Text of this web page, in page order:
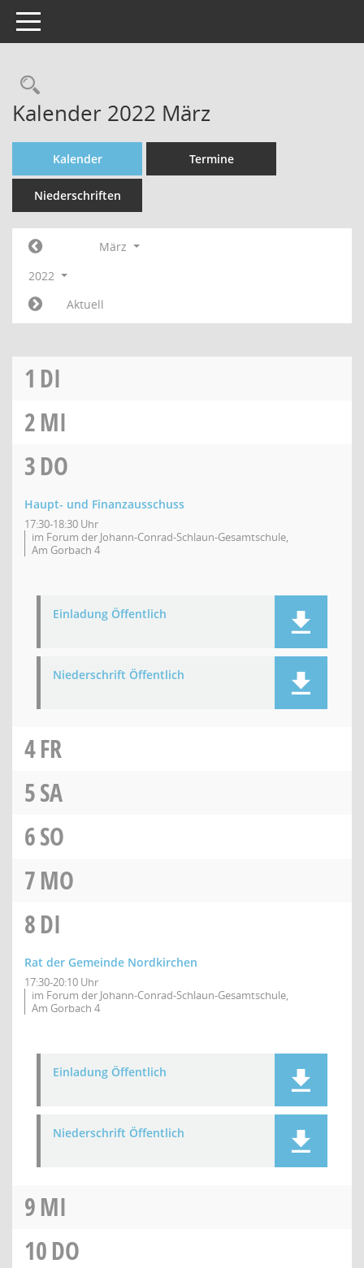
Toggle navigation
Rechercheauswahl
Kalender 2022 März
Kalender Termine
Niederschriften
März
2022
Aktuell
1 DI
2MI
3DO
Haupt- und Finanzausschuss
17:30-18:30 Uhr
im Forum der Johann-Conrad-Schlaun-Gesamtschule,
Am Gorbach 4
Einladung Öffentlich
Niederschrift Öffentlich
4FR
5SA
6SO
7MO
8DI
Rat der Gemeinde Nordkirchen
17:30-20:10 Uhr
im Forum der Johann-Conrad-Schlaun-Gesamtschule,
Am Gorbach 4
Einladung Öffentlich
Niederschrift Öffentlich
9MI
10DO